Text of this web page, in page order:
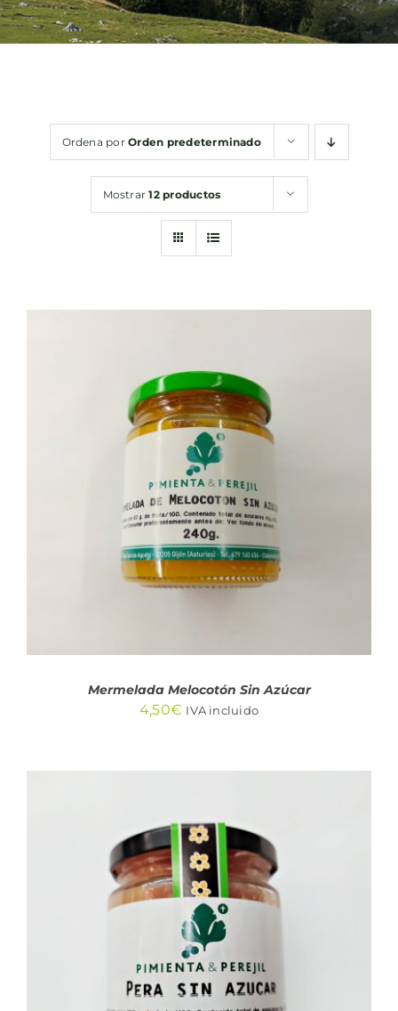
Bebidas
Ordena porOrden predeterminado
Mostrar12 productos
AÑADIR AL CARRITO
Mermelada Melocotón Sin Azúcar
4,50€ IVA incluido
AÑADIR AL CARRITO